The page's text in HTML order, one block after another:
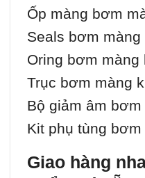
Ốp màng bơm
Seals bơm màng
Oring bơm màng
Trục bơm màng
Bộ giảm âm bơm
Kit phụ tùng
Giao hàng